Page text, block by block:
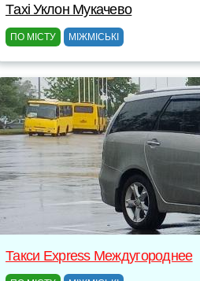
Тaxi Уклон Мукачево
ПО МІСТУ МІЖМІСЬКІ
Такси Express Междугороднее